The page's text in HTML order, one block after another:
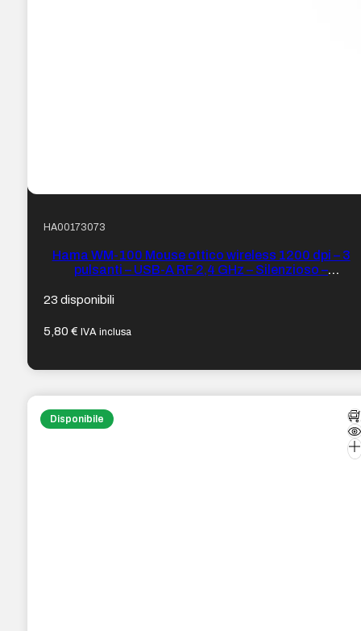
HA00173073
Hama WM-100 Mouse ottico wireless 1200 dpi – 3
pulsanti – USB-A RF 2,4 GHz – Silenzioso –
23 disponibili
5,80€ IVA inclusa
Disponibile